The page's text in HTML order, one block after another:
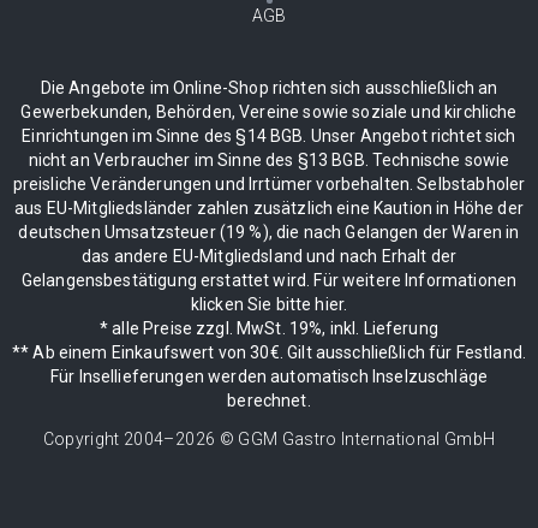
AGB
Die Angebote im Online-Shop richten sich ausschließlich an
Gewerbekunden, Behörden, Vereine sowie soziale und kirchliche
Einrichtungen im Sinne des §14 BGB. Unser Angebot richtet sich
nicht an Verbraucher im Sinne des §13 BGB. Technische sowie
preisliche Veränderungen und Irrtümer vorbehalten. Selbstabholer
aus EU-Mitgliedsländer zahlen zusätzlich eine Kaution in Höhe der
deutschen Umsatzsteuer (19 %), die nach Gelangen der Waren in
das andere EU-Mitgliedsland und nach Erhalt der
Gelangensbestätigung erstattet wird. Für weitere Informationen
klicken Sie bitte hier.
* alle Preise zzgl. MwSt. 19%, inkl. Lieferung
** Ab einem Einkaufswert von 30€. Gilt ausschließlich für Festland.
Für Insellieferungen werden automatisch Inselzuschläge
berechnet.
Copyright 2004–2026 © GGM Gastro International GmbH